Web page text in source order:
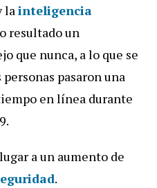
lainteligencia
resultado un
que nunca, a lo que se
pasaron una
en línea durante
a un aumento de
.